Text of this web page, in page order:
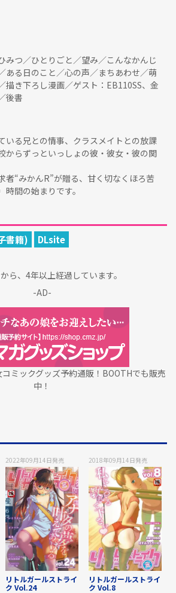
みつ／ひとりごと／望み／こんなかんじ
ある日のこと／心の声／まちあわせ／萌
描き下ろし漫画／ゲスト：EB110SS、金
後書
いる兄との情事、クラスメイトとの放課
からずっといっしょの彼・彼女・彼の関
者“みかんR”が贈る、甘く切なくほろ苦
間の始まりです。
書籍)
DLsite
ら、4年以上経過しています。
-AD-
ミックグッズ予約通販！BOOTHでも販売
中！
2022年09月14日発売
リトルガールストライ
ク Vol.24
2018年09月14日発売
リトルガールストライ
ク Vol.8